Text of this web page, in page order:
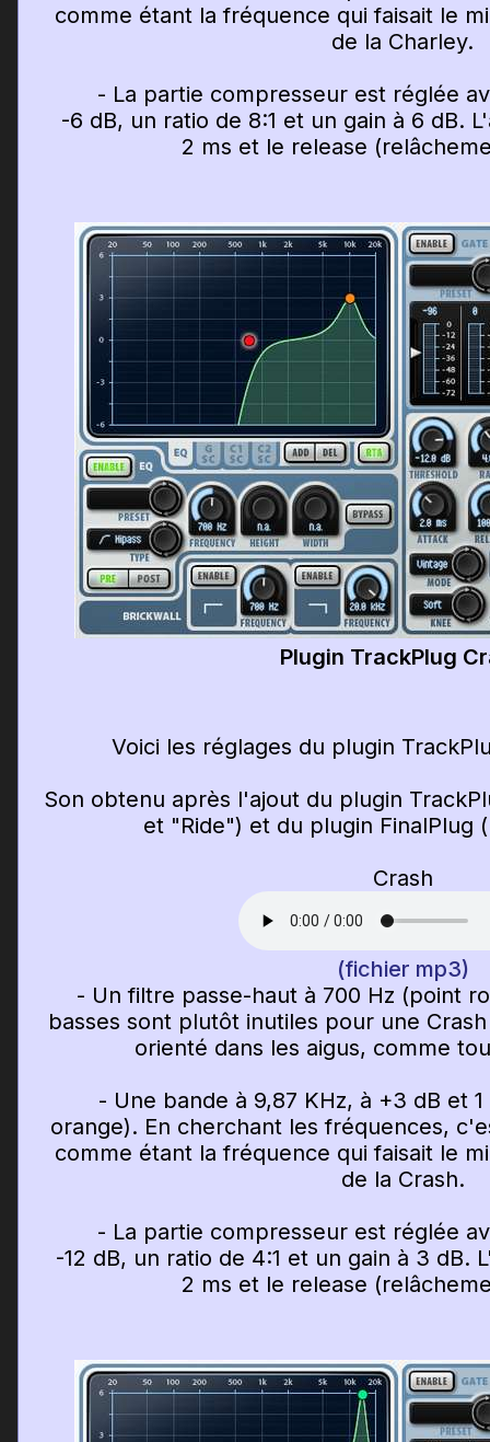
comme étant la fréquence qui faisait le
de la Charley.
- La partie compresseur est réglée
-6 dB, un ratio de 8:1 et un gain à 6 dB.
2 ms et le release
Plugin TrackPlug
Voici les réglages du plugin
Son obtenu après l'ajout du plugin
et "Ride") et du plugin FinalPlug
Crash
(fichier mp3)
- Un filtre passe-haut à 700 Hz (point
basses sont plutôt inutiles pour une
orienté dans les aigus, comme
- Une bande à 9,87 KHz, à +3 dB et
orange). En cherchant les fréquences,
comme étant la fréquence qui faisait le
de la Crash.
- La partie compresseur est réglée
-12 dB, un ratio de 4:1 et un gain à 3 dB.
2 ms et le release